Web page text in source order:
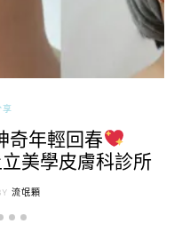
享
奇年輕回春
美學皮膚科診所
流氓顆